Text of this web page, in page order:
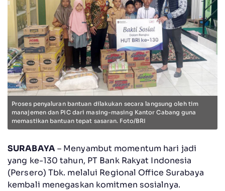
Proses penyaluran bantuan dilakukan secara langsung oleh tim
manajemen dan PIC dari masing-masing Kantor Cabang guna
memastikan bantuan tepat sasaran. Foto/BRI
SURABAYA– Menyambut momentum hari jadi
yang ke-130 tahun, PT Bank Rakyat Indonesia
(Persero) Tbk. melalui Regional Office Surabaya
kembali menegaskan komitmen sosialnya.